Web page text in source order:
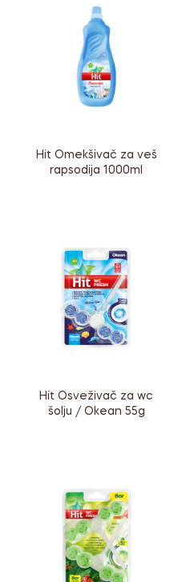
Hit Omekšivač za veš
rapsodija 1000ml
Hit Osveživač za wc
šolju / Okean 55g